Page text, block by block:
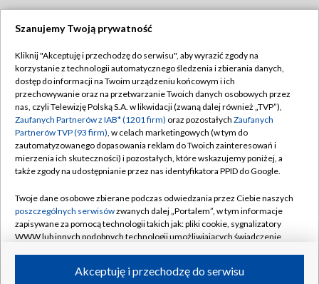
TVP
Abonament TVP
Emisja w TVP
Centrum informacji TVP
Naziemna Telewizja Cyfrowa
Rada Programowa
System NOS
Informacje o nadawcy
Program dla prasy
Regulamin TVP
Polityka prywatności
Moje zgody
Pomoc
Kontakt
Kanały
Szanujemy Twoją prywatność
Kliknij "Akceptuję i przechodzę do serwisu", aby wyrazić zgody na
korzystanie z technologii automatycznego śledzenia i zbierania danych,
dostęp do informacji na Twoim urządzeniu końcowym i ich
przechowywanie oraz na przetwarzanie Twoich danych osobowych przez
nas, czyli Telewizję Polską S.A. w likwidacji (zwaną dalej również „TVP”),
Zaufanych Partnerów z IAB* (1201 firm) oraz pozostałych Zaufanych
Partnerów TVP (93 firm), w celach marketingowych (w tym do
zautomatyzowanego dopasowania reklam do Twoich zainteresowań i
mierzenia ich skuteczności) i pozostałych, które wskazujemy poniżej, a
także zgody na udostępnianie przez nas identyfikatora PPID do Google.
Twoje dane osobowe zbierane podczas odwiedzania przez Ciebie naszych
poszczególnych serwisówzwanych dalej „Portalem”, w tym informacje
zapisywane za pomocą technologii takich jak: pliki cookie, sygnalizatory
WWW lub innych podobnych technologii umożliwiających świadczenie
ruchu w Internecie.Akceptuję i przechodzę do serwisu